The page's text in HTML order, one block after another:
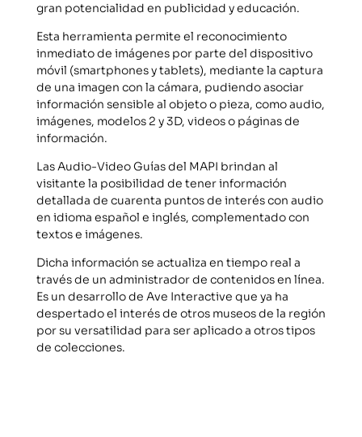
gran potencialidad en publicidad y educación.
Esta herramienta permite el reconocimiento
inmediato de imágenes por parte del dispositivo
móvil (smartphones y tablets), mediante la captura
de una imagen con la cámara, pudiendo asociar
información sensible al objeto o pieza, como audio,
imágenes, modelos 2 y 3D, videos o páginas de
información.
Las Audio-Video Guías del MAPI brindan al
visitante la posibilidad de tener información
detallada de cuarenta puntos de interés con audio
en idioma español e inglés, complementado con
textos e imágenes.
Dicha información se actualiza en tiempo real a
través de un administrador de contenidos en línea.
Es un desarrollo de Ave Interactive que ya ha
despertado el interés de otros museos de la región
por su versatilidad para ser aplicado a otros tipos
de colecciones.